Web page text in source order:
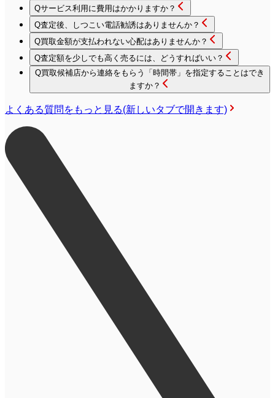
Qサービス利用に費用はかかりますか？
Q査定後、しつこい電話勧誘はありませんか？
Q買取金額が支払われない心配はありませんか？
Q査定額を少しでも高く売るには、どうすればいい？
Q買取候補店から連絡をもらう「時間帯」を指定することはでき
ますか？
よくある質問をもっと見る(新しいタブで開きます)